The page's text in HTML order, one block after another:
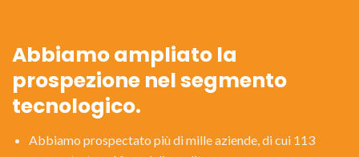
Abbiamo ampliato la
prospezione nel segmento
tecnologico.
Abbiamo prospectato più di mille aziende, di cui 113